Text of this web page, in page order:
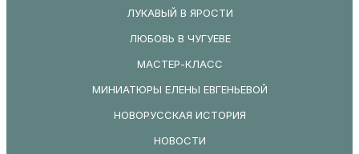
ЛУКАВЫЙ В ЯРОСТИ
ЛЮБОВЬ В ЧУГУЕВЕ
МАСТЕР-КЛАСС
МИНИАТЮРЫ ЕЛЕНЫ ЕВГЕНЬЕВОЙ
НОВОРУССКАЯ ИСТОРИЯ
НОВОСТИ